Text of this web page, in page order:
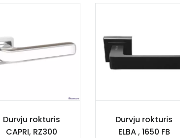
Durvju rokturis
CAPRI, RZ300
Durvju rokturis
ELBA , 1650 FB